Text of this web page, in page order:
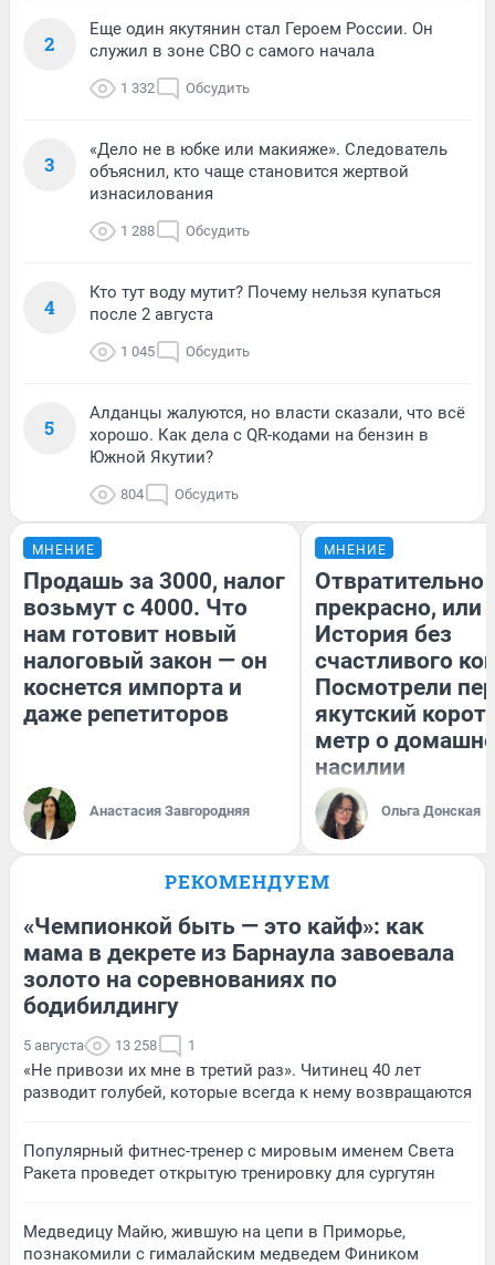
2
Еще один якутянин стал Героем России. Он
служил в зоне СВО с самого начала
1 332 Обсудить
3
«Дело не в юбке или макияже». Следователь
объяснил, кто чаще становится жертвой
изнасилования
1 288 Обсудить
4
Кто тут воду мутит? Почему нельзя купаться
после 2 августа
1 045 Обсудить
5
Алданцы жалуются, но власти сказали, что всё
хорошо. Как дела с QR-кодами на бензин в
Южной Якутии?
804 Обсудить
МНЕНИЕ
Продашь за 3000, налог
возьмут с 4000. Что
нам готовит новый
налоговый закон — он
коснется импорта и
даже репетиторов
Анастасия Завгородняя
МНЕНИЕ
Отвратительно
прекрасно, или
История без
счастливого
Посмотрели
якутский
метр о
насилии
Ольга Донская
РЕКОМЕНДУЕМ
«Чемпионкой быть — это кайф»: как
мама в декрете из Барнаула завоевала
золото на соревнованиях по
бодибилдингу
5 августа 13 258 1
«Не привози их мне в третий раз». Читинец 40 лет
разводит голубей, которые всегда к нему возвращаются
Популярный фитнес-тренер с мировым именем Света
Ракета проведет открытую тренировку для сургутян
Медведицу Майю, жившую на цепи в Приморье,
познакомили с гималайским медведем Фиником